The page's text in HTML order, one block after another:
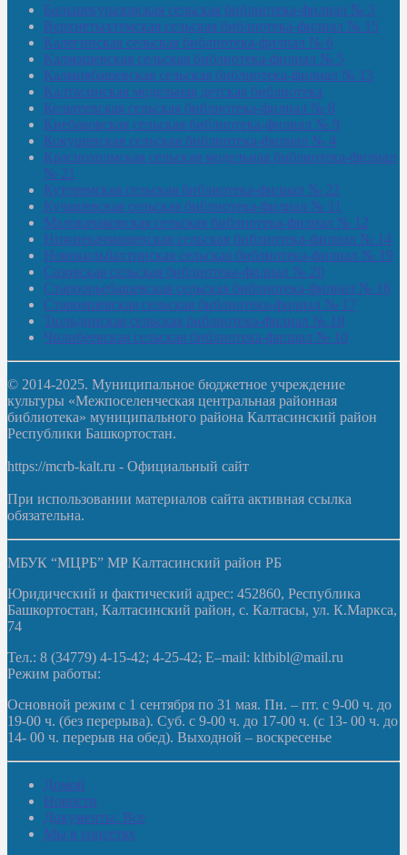
Большекуразовская сельская библиотека-филиал № 3
Верхнетыхтемская сельская библиотека-филиал № 15
Калегинская сельская библиотека-филиал № 6
Калмашевская сельская библиотека-филиал № 5
Калмиябашевская сельская библиотека-филиал № 13
Калтасинская модельная детская библиотека
Кельтеевская сельская библиотека-филиал № 8
Киебаковская сельская библиотека-филиал № 9
Кокушевская сельская библиотека-филиал № 4
Краснохолмская сельская модельная библиотека-филиал
№ 21
Кутеремская сельская библиотека-филиал № 22
Кучашевская сельская библиотека-филиал № 11
Малокачаковская сельская библиотека-филиал № 12
Нижнекачмашевская сельская библиотека-филиал № 14
Новокильбахтинская сельская библиотека-филиал № 19
Сазовская сельская библиотека-филиал № 20
Староорьебашевская сельская библиотека-филиал № 16
Старояшевская сельская библиотека-филиал № 17
Тюльдинская сельская библиотека-филиал № 18
Чилибеевская сельская библиотека-филиал № 10
© 2014-2025. Муниципальное бюджетное учреждение
культуры «Межпоселенческая центральная районная
библиотека» муниципального района Калтасинский район
Республики Башкортостан.
https://mcrb-kalt.ru - Официальный сайт
При использовании материалов сайта активная ссылка
обязательна.
МБУК “МЦРБ” МР Калтасинский район РБ
Юридический и фактический адрес: 452860, Республика
Башкортостан, Калтасинский район, с. Калтасы, ул. К.Маркса,
74
Тел.: 8 (34779) 4-15-42; 4-25-42; E–mail: kltbibl@mail.ru
Режим работы:
Основной режим с 1 сентября по 31 мая. Пн. – пт. с 9-00 ч. до
19-00 ч. (без перерыва). Суб. с 9-00 ч. до 17-00 ч. (с 13- 00 ч. до
14- 00 ч. перерыв на обед). Выходной – воскресенье
Домой
Новости
Документы. Все
Мы в соцсетях